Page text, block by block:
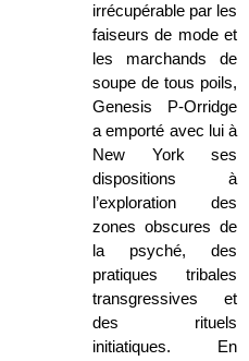
irrécupérable par les
faiseurs de mode et
les marchands de
soupe de tous poils,
Genesis P-Orridge
a emporté avec lui à
New York ses
dispositions à
l’exploration des
zones obscures de
la psyché, des
pratiques tribales
transgressives et
des rituels
initiatiques. En